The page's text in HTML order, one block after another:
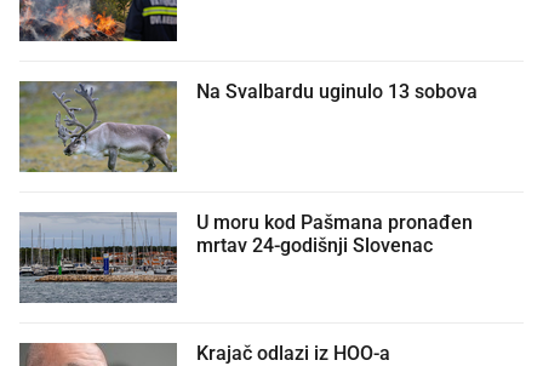
Na Svalbardu uginulo 13 sobova
U moru kod Pašmana pronađen
mrtav 24-godišnji Slovenac
Krajač odlazi iz HOO-a